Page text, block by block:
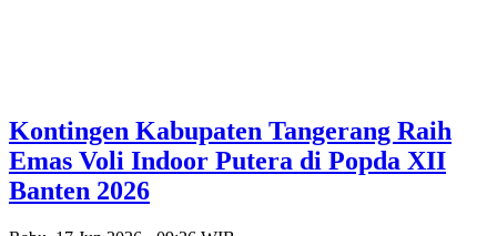
Kontingen Kabupaten Tangerang Raih
Emas Voli Indoor Putera di Popda XII
Banten 2026